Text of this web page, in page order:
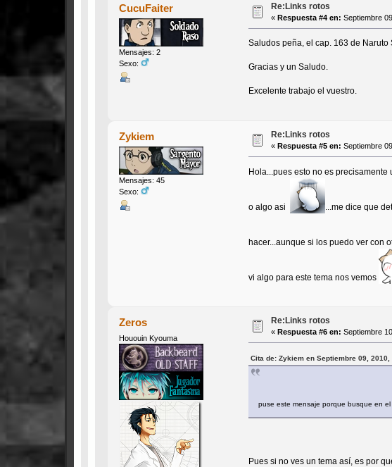
CucuFaiter
Mensajes: 2
Sexo:
Re:Links rotos
« Respuesta #4 en: Septiembre
Saludos peña, el cap. 163 de
Gracias y un Saludo.
Excelente trabajo el vuestro.
Zykiem
Mensajes: 45
Sexo:
Re:Links rotos
« Respuesta #5 en: Septiembre
Hola...pues esto no es
o algo asi ...me dice que
hacer...aunque si los puedo ver con
vi algo para este tema nos vemos
Zeros
Hououin Kyouma
Re:Links rotos
« Respuesta #6 en: Septiembre
Cita de: Zykiem en Septiembre 09, 2010,
puse este mensaje porque busque en
Pues si no ves un tema así, es por